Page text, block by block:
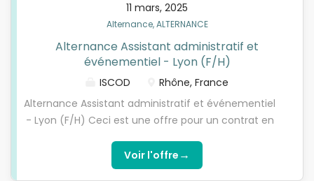
l'alternance nouvelle génération avec l'ISCOD !
11 mars, 2025
Alternance, ALTERNANCE
Alternance Assistant administratif et
événementiel - Lyon (F/H)
ISCOD
Rhône, France
Alternance Assistant administratif et événementiel
- Lyon (F/H) Ceci est une offre pour un contrat en
BACCALAUREAT et remplir les critères d’éligibilité.
Qui sommes-nous ?L’ISCOD, spécialiste de la
Voir l'offre →